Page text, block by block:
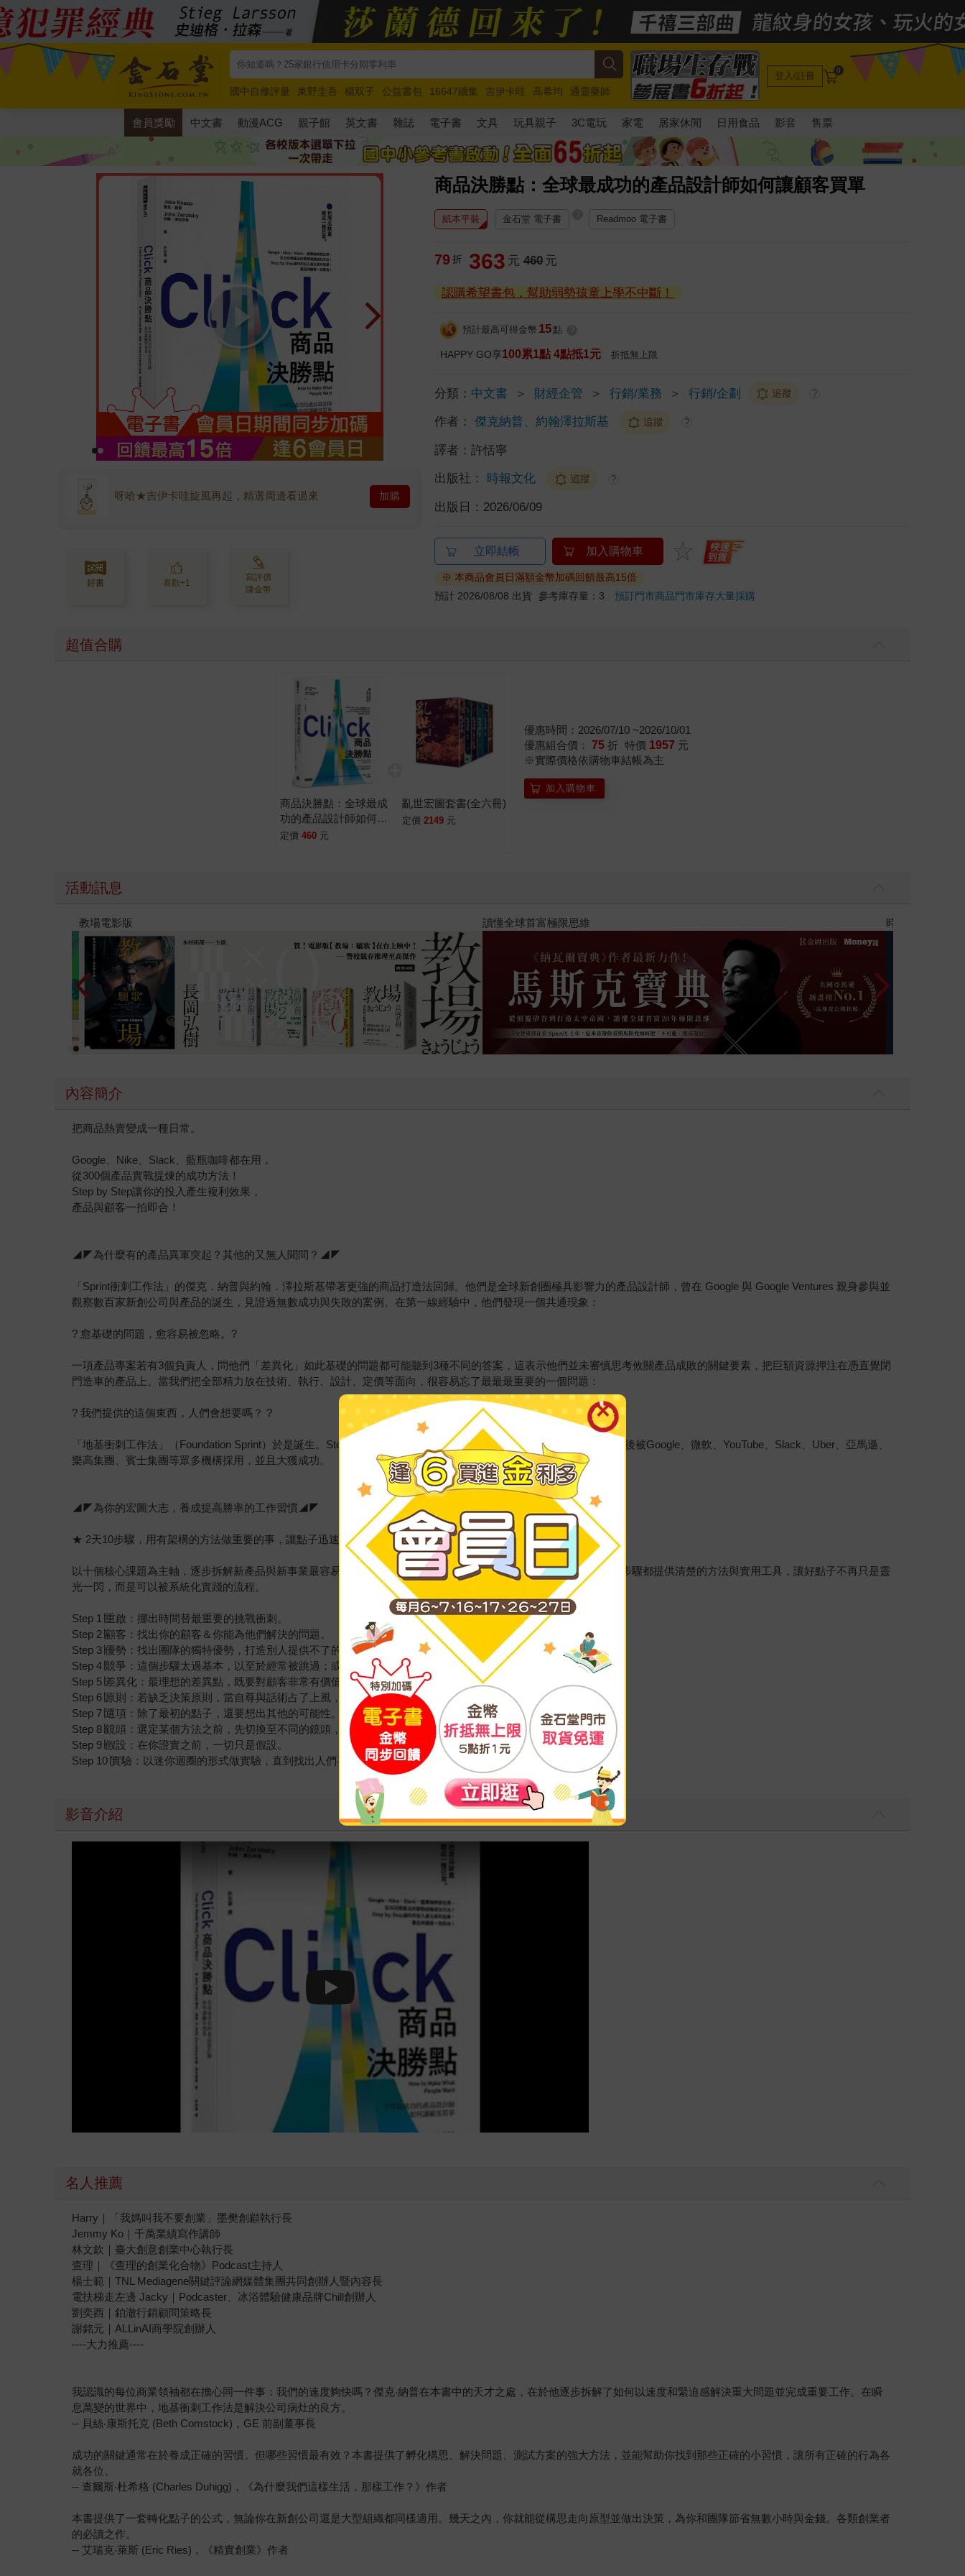
國中自修評量 東野圭吾 楊双子 公益書包 16647續集 吉伊卡哇 高希均
通靈藥師
唯紅花綻放
奧德賽 路邊攤新作 馬斯克 玩具總動員5 超慢跑
登入/註冊 0
會員獎勵 中文書 動漫ACG 親子館 英文書 雜誌 電子書 文具 玩具親子 3C電玩 家電 居家休閒 日用食品 影音 售票
商品決勝點：全球最成功的產品設計師如何讓顧客買單
呀哈★吉伊卡哇旋風再起，精選周邊看過來 加購
好書 喜歡+1
寫評價
賺金幣
紙本平裝 金石堂 電子書 Readmoo 電子書
79 折 363 元 460 元
認購希望書包，幫助弱勢孩童上學不中斷！
預計最高可得金幣 15 點
HAPPY GO享100累1點 4點抵1元 折抵無上限
分類： 中文書 ＞ 財經企管 ＞ 行銷/業務 ＞ 行銷/企劃 追蹤 ?
作者： 傑克納普、約翰澤拉斯基 追蹤 ?
譯者：許恬寧
出版社： 時報文化 追蹤 ?
出版日： 2026/06/09
立即結帳 加入購物車
※ 本商品會員日滿額金幣加碼回饋最高15倍
預計 2026/08/08 出貨 參考庫存量：3預訂門市商品門市庫存大量採購
超值合購
商品決勝點：全球最成
功的產品設計師如何讓
顧客買單
定價 460 元
亂世宏圖套書(全六冊)
定價 2149 元
優惠時間：2026/07/10 ~2026/10/01
優惠組合價： 75 折 特價 1957 元
※實際價格依購物車結帳為主
加入購物車
活動訊息
時報經典展69折起 2026年8月金石堂強力推薦
內容簡介
把商品熱賣變成一種日常。
Google、Nike、Slack、藍瓶咖啡都在用，
從300個產品實戰提煉的成功方法！
Step by Step讓你的投入產生複利效果，
產品與顧客一拍即合！
◢◤為什麼有的產品異軍突起？其他的又無人聞問？◢◤
「Sprint衝刺工作法」的傑克．納普與約翰．澤拉斯基帶著更強的商品打造法回歸。他們是全球新創圈極具影響力的產品設計師，曾在 Google 與 Google Ventures 親身參與並
觀察數百家新創公司與產品的誕生，見證過無數成功與失敗的案例。在第一線經驗中，他們發現一個共通現象：
? 愈基礎的問題，愈容易被忽略。?
一項產品專案若有3個負責人，問他們「差異化」如此基礎的問題都可能聽到3種不同的答案，這表示他們並未審慎思考攸關產品成敗的關鍵要素，把巨額資源押注在憑直覺閉
門造車的產品上。當我們把全部精力放在技術、執行、設計、定價等面向，很容易忘了最最最重要的一個問題：
? 我們提供的這個東西，人們會想要嗎？ ?
「地基衝刺工作法」（Foundation Sprint）於是誕生。Step by step 為產品打好扎實「地基」，提高勝率。此套方法先後被Google、微軟、YouTube、Slack、Uber、亞馬遜、
樂高集團、賓士集團等眾多機構採用，並且大獲成功。
◢◤為你的宏圖大志，養成提高勝率的工作習慣◢◤
★ 2天10步驟，用有架構的方法做重要的事，讓點子迅速落地成熱賣商品
以十個核心課題為主軸，逐步拆解新產品與新事業最容易犯下的錯誤，幫助讀者快速找對方向、快速驗證假設，每一步驟都提供清楚的方法與實用工具，讓好點子不再只是靈
光一閃，而是可以被系統化實踐的流程。
Step 1∣重啟：挪出時間替最重要的挑戰衝刺。
Step 2∣顧客：找出你的顧客＆你能為他們解決的問題。
Step 3∣優勢：找出團隊的獨特優勢，打造別人提供不了的解決方案。
Step 4∣競爭：這個步驟太過基本，以至於經常被跳過；或天真地以為自己的產品一定會勝出。
Step 5∣差異化：最理想的差異點，既要對顧客非常有價值，你也要能獨家提供。
Step 6∣原則：若缺乏決策原則，當自尊與話術占了上風，就必須重頭摸索方向。
Step 7∣選項：除了最初的點子，還要想出其他的可能性。
Step 8∣鏡頭：選定某個方法之前，先切換至不同的鏡頭，刻意尋找衝突的意見。
Step 9∣假設：在你證實之前，一切只是假設。
Step 10∣實驗：以迷你迴圈的形式做實驗，直到找出人們喜歡的解決方案。
影音介紹
Play video
名人推薦
Harry｜「我媽叫我不要創業」墨樊創顧執行長
Jemmy Ko｜千萬業績寫作講師
林文欽｜臺大創意創業中心執行長
查理｜《查理的創業化合物》Podcast主持人
楊士範｜TNL Mediagene關鍵評論網媒體集團共同創辦人暨內容長
電扶梯走左邊 Jacky｜Podcaster、冰浴體驗健康品牌Chill創辦人
劉奕酉｜鉑澈行銷顧問策略長
謝銘元｜ALLinAI商學院創辦人
----大力推薦----
我認識的每位商業領袖都在擔心同一件事：我們的速度夠快嗎？傑克‧納普在本書中的天才之處，在於他逐步拆解了如何以速度和緊迫感解決重大問題並完成重要工作。在瞬
息萬變的世界中，地基衝刺工作法是解決公司病灶的良方。
-- 貝絲‧康斯托克 (Beth Comstock)，GE 前副董事長
成功的關鍵通常在於養成正確的習慣。但哪些習慣最有效？本書提供了孵化構思、解決問題、測試方案的強大方法，並能幫助你找到那些正確的小習慣，讓所有正確的行為各
就各位。
-- 查爾斯‧杜希格 (Charles Duhigg)，《為什麼我們這樣生活，那樣工作？》作者
本書提供了一套轉化點子的公式，無論你在新創公司還是大型組織都同樣適用。幾天之內，你就能從構思走向原型並做出決策，為你和團隊節省無數小時與金錢。各類創業者
的必讀之作。
-- 艾瑞克‧萊斯 (Eric Ries)，《精實創業》作者